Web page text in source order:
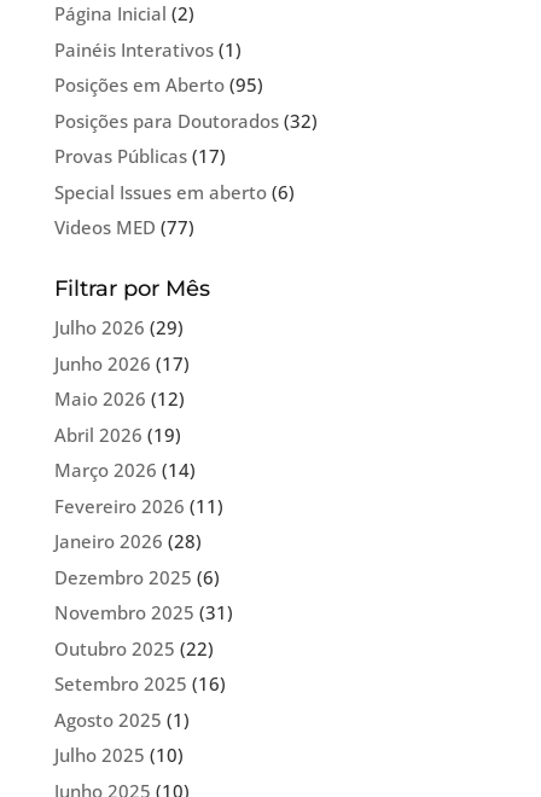
Página Inicial (2)
Painéis Interativos(1)
Posições em Aberto(95)
Posições para Doutorados(32)
Provas Públicas(17)
Special Issues em aberto(6)
Videos MED (77)
Filtrar por Mês
Julho 2026 (29)
Junho 2026 (17)
Maio 2026 (12)
Abril 2026 (19)
Março 2026 (14)
Fevereiro 2026 (11)
Janeiro 2026 (28)
Dezembro 2025 (6)
Novembro 2025 (31)
Outubro 2025 (22)
Setembro 2025 (16)
Agosto 2025 (1)
Julho 2025 (10)
Junho 2025 (10)